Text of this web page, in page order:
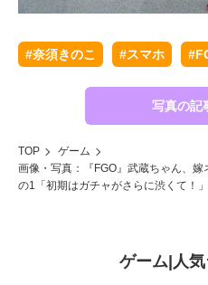
#奈須きのこ #スマホ
写真の記
TOP
ゲーム
画像・写真：『FGO』武蔵ちゃん、
の1「初期はガチャがさらに渋くて！」
ゲーム| 人